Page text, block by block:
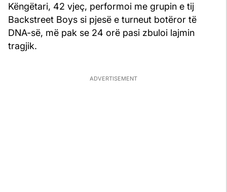
Këngëtari, 42 vjeç, performoi me grupin e tij
Backstreet Boys si pjesë e turneut botëror të
DNA-së, më pak se 24 orë pasi zbuloi lajmin
tragjik.